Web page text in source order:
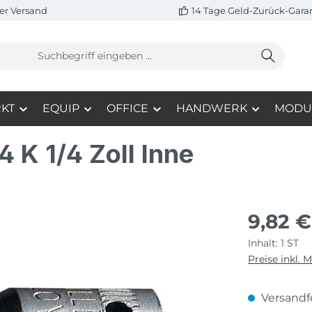
Versand 14 Tage Geld-Zurück-
EQUIP OFFICE HANDWERK
K 1/4 Zoll Inne
9,82 €
Inhalt: 1 ST
Preise inkl.